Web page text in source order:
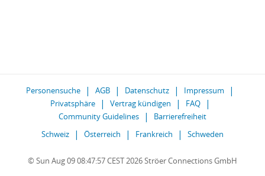
Personensuche AGB Datenschutz
Impressum
Privatsphäre
Vertrag kündigen
FAQ
Community Guidelines
Barrierefreiheit
Schweiz
Österreich Frankreich Schweden
© Sun Aug 09 08:47:57 CEST 2026 Ströer Connections GmbH